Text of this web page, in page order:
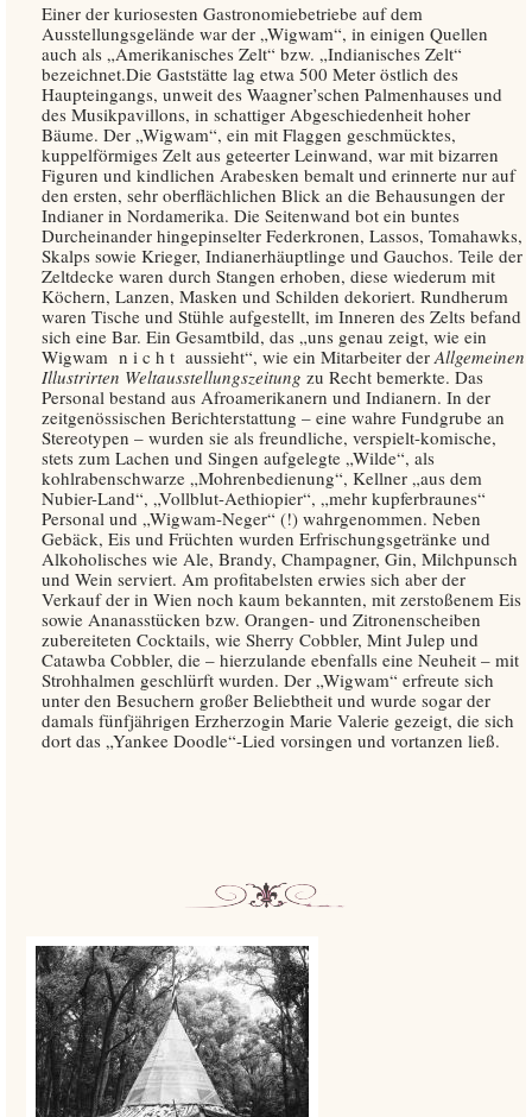
Einer der kuriosesten Gastronomiebetriebe auf dem
Ausstellungsgelände war der „Wigwam“, in einigen Quellen
auch als „Amerikanisches Zelt“ bzw. „Indianisches Zelt“
bezeichnet.Die Gaststätte lag etwa 500 Meter östlich des
Haupteingangs, unweit des Waagner’schen Palmenhauses und
des Musikpavillons, in schattiger Abgeschiedenheit hoher
Bäume. Der „Wigwam“, ein mit Flaggen geschmücktes,
kuppelförmiges Zelt aus geteerter Leinwand, war mit bizarren
Figuren und kindlichen Arabesken bemalt und erinnerte nur auf
den ersten, sehr oberflächlichen Blick an die Behausungen der
Indianer in Nordamerika. Die Seitenwand bot ein buntes
Durcheinander hingepinselter Federkronen, Lassos, Tomahawks,
Skalps sowie Krieger, Indianerhäuptlinge und Gauchos. Teile der
Zeltdecke waren durch Stangen erhoben, diese wiederum mit
Köchern, Lanzen, Masken und Schilden dekoriert. Rundherum
waren Tische und Stühle aufgestellt, im Inneren des Zelts befand
sich eine Bar. Ein Gesamtbild, das „uns genau zeigt, wie ein
Wigwam n i c h t aussieht“, wie ein Mitarbeiter derAllgemeinen
Illustrirten Weltausstellungszeitung zu Recht bemerkte. Das
Personal bestand aus Afroamerikanern und Indianern. In der
zeitgenössischen Berichterstattung – eine wahre Fundgrube an
Stereotypen – wurden sie als freundliche, verspielt-komische,
stets zum Lachen und Singen aufgelegte „Wilde“, als
kohlrabenschwarze „Mohrenbedienung“, Kellner „aus dem
Nubier-Land“, „Vollblut-Aethiopier“, „mehr kupferbraunes“
Personal und „Wigwam-Neger“ (!) wahrgenommen. Neben
Gebäck, Eis und Früchten wurden Erfrischungsgetränke und
Alkoholisches wie Ale, Brandy, Champagner, Gin, Milchpunsch
und Wein serviert. Am profitabelsten erwies sich aber der
Verkauf der in Wien noch kaum bekannten, mit zerstoßenem Eis
sowie Ananasstücken bzw. Orangen- und Zitronenscheiben
zubereiteten Cocktails, wie Sherry Cobbler, Mint Julep und
Catawba Cobbler, die – hierzulande ebenfalls eine Neuheit – mit
Strohhalmen geschlürft wurden. Der „Wigwam“ erfreute sich
unter den Besuchern großer Beliebtheit und wurde sogar der
damals fünfjährigen Erzherzogin Marie Valerie gezeigt, die sich
dort das „Yankee Doodle“-Lied vorsingen und vortanzen ließ.